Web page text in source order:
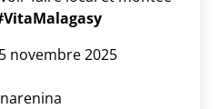
novembre 2025